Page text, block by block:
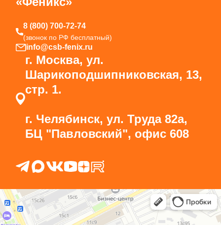
8 (800) 700-72-74
(звонок по РФ бесплатный)
info@csb-fenix.ru
г. Москва, ул.
Шарикоподшипниковская, 13,
стр. 1.
г. Челябинск, ул. Труда 82а,
БЦ "Павловский", офис 608
Феникс
Центр повышения квалификации в Москве
Курсы и мастер-классы в Москве